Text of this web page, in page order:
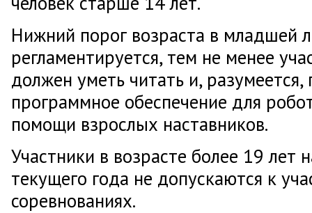
Нижний порог возраста в младшей
регламентируется, тем не менее
должен уметь читать и, разумеется,
программное обеспечение для
помощи взрослых наставников.
Участники в возрасте более 19 лет
текущего года не допускаются к
соревнованиях.